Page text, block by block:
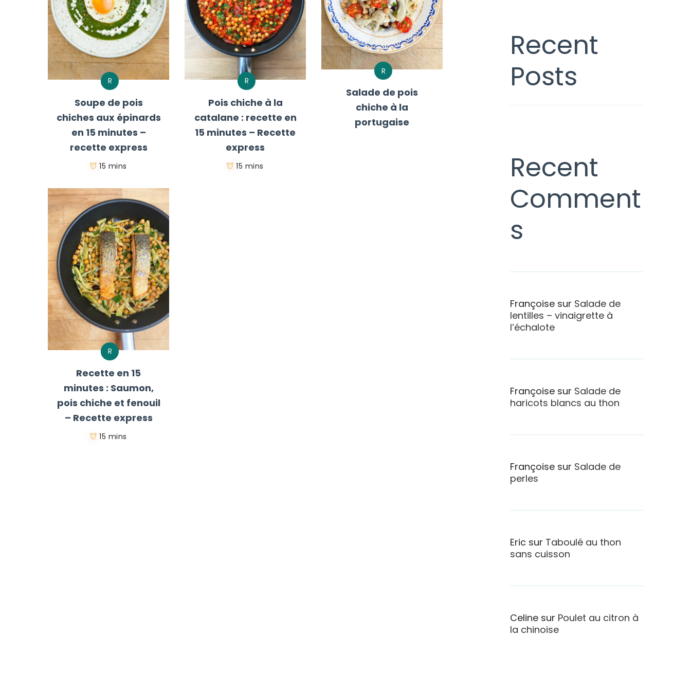
R
Soupe de pois
chiches aux épinards
en 15 minutes –
recette express
15 mins
R
Pois chiche à la
catalane : recette en
15 minutes – Recette
express
15 mins
R
Salade de pois
chiche à la
portugaise
R
Recette en 15
minutes : Saumon,
pois chiche et fenouil
– Recette express
15 mins
Recent
Posts
Recent
Comment
s
Françoisesur Salade de
lentilles – vinaigrette à
l’échalote
Françoisesur Salade de
haricots blancs au thon
Françoisesur Salade de
perles
Eric sur Taboulé au thon
sans cuisson
Celinesur Poulet au citron à
la chinoise